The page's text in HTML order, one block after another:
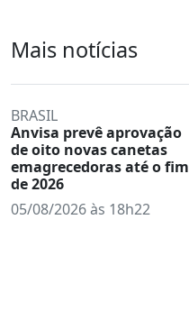
Mais notícias
BRASIL
Anvisa prevê aprovação
de oito novas canetas
emagrecedoras até o fim
de 2026
05/08/2026 às 18h22